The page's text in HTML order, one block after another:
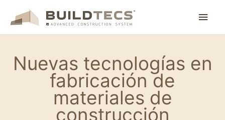
contenido
Nuevas tecnologías en
fabricación de
materiales de
construcción